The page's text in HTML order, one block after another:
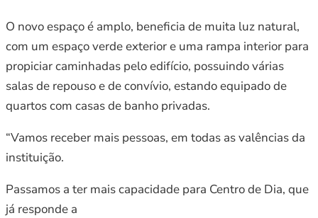
O novo espaço é amplo, beneficia de muita luz natural,
com um espaço verde exterior e uma rampa interior para
propiciar caminhadas pelo edifício, possuindo várias
salas de repouso e de convívio, estando equipado de
quartos com casas de banho privadas.
“Vamos receber mais pessoas, em todas as valências da
instituição.
Passamos a ter mais capacidade para Centro de Dia, que
já responde a